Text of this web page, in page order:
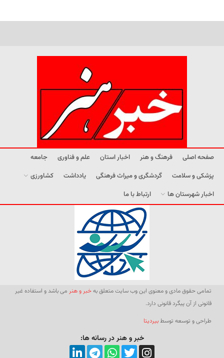
صفحه اصلی فرهنگ و هنر اخبار استان علم و فناوری
جامعه
پزشکی و سلامت
گردشگری و میراث فرهنگی یادداشت
کشاورزی
اخبار شهرستان ها
ارتباط با ما
تمامی حقوق مادی و معنوی این وب سایت متعلق بهخبر و هنر می باشد و استفاده غیر
قانونی از آن پیگرد قانونی دارد.
طراحی و توسعه توسطبیردیتا
خبر و هنر در رسانه ها: